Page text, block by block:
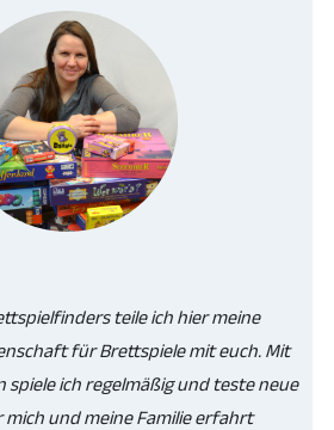
teile ich hier meine
für Brettspiele mit euch. Mit
spiele ich regelmäßig und teste neue
mich und meine Familie erfahrt